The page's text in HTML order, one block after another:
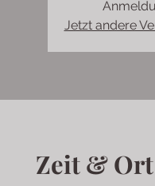
Jetzt andere
Zeit & Ort